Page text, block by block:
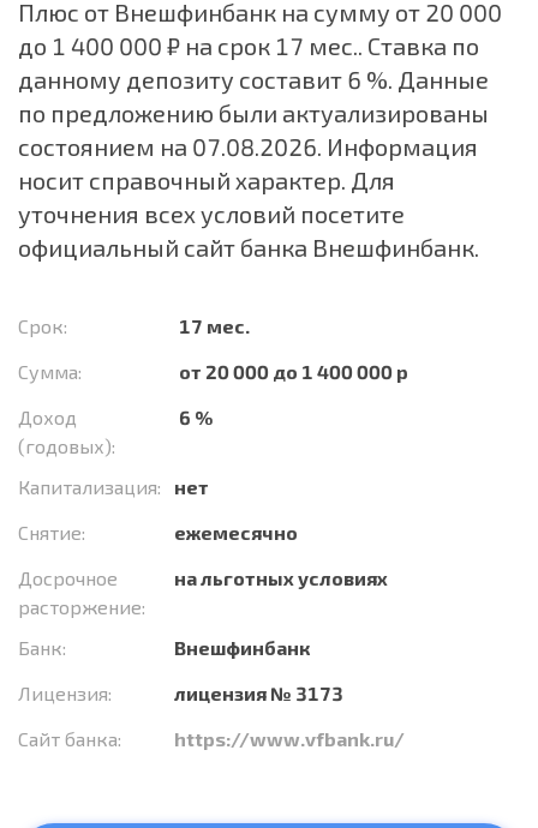
Плюс от Внешфинбанк на сумму от 20 000
до 1 400 000 ₽ на срок 17 мес.. Ставка по
данному депозиту составит 6 %. Данные
по предложению были актуализированы
состоянием на 07.08.2026. Информация
носит справочный характер. Для
уточнения всех условий посетите
официальный сайт банка Внешфинбанк.
Срок:
17 мес.
Сумма:
от 20 000 до 1 400 000 р
Доход
(годовых):
6 %
Капитализация:
нет
Снятие:
ежемесячно
Досрочное
расторжение:
на льготных условиях
Банк:
Внешфинбанк
Лицензия:
лицензия № 3173
Сайт банка:
https://www.vfbank.ru/